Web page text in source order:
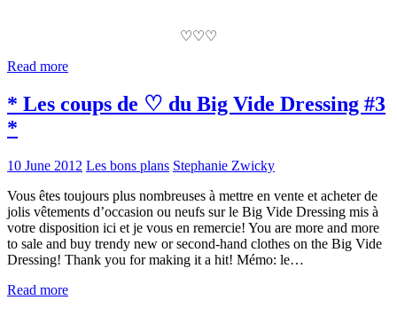
♡♡♡
Read more
* Les coups de ♡ du Big Vide Dressing #3
*
10 June 2012 Les bons plans Stephanie Zwicky
Vous êtes toujours plus nombreuses à mettre en vente et acheter de
jolis vêtements d’occasion ou neufs sur le Big Vide Dressing mis à
votre disposition ici et je vous en remercie! You are more and more
to sale and buy trendy new or second-hand clothes on the Big Vide
Dressing! Thank you for making it a hit! Mémo: le…
Read more